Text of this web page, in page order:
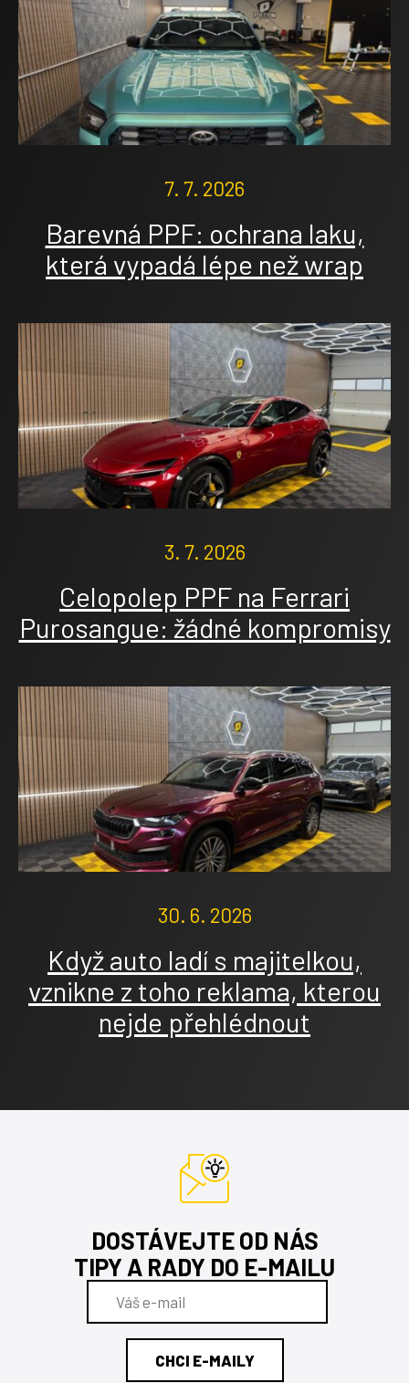
7. 7. 2026
Barevná PPF: ochrana laku,
která vypadá lépe než wrap
3. 7. 2026
Celopolep PPF na Ferrari
Purosangue: žádné kompromisy
30. 6. 2026
Když auto ladí s majitelkou,
vznikne z toho reklama, kterou
nejde přehlédnout
DOSTÁVEJTE OD NÁS
TIPY A RADY DO E-MAILU